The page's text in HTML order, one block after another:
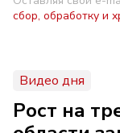
сбор, обработку и
Видео дня
Рост на